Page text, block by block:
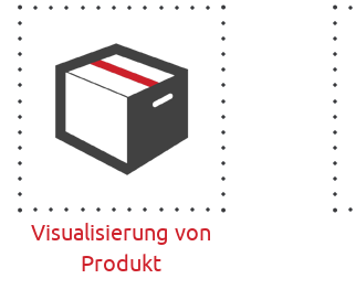
Visualisierung von
Produkt